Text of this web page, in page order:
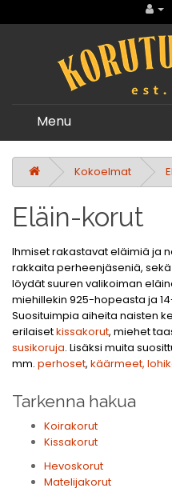
Menu
Kokoelmat
Eläin-korut
Ihmiset rakastavat eläimiä ja
rakkaita perheenjäseniä,
löydät suuren valikoiman
miehillekin 925-hopeasta ja
Suosituimpia aiheita naisten
erilaisetkissakorut, miehet
susikoruja. Lisäksi muita
mm. perhoset, käärmeet,
Tarkenna hakua
Koirakorut
Kissakorut
Hevoskorut
Matelijakorut